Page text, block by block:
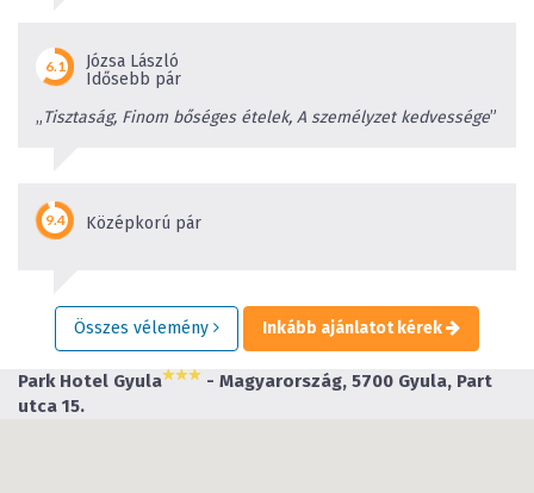
Józsa László
Idősebb pár
„Tisztaság, Finom bőséges ételek, A személyzet kedvessége”
Középkorú pár
Összes vélemény Inkább ajánlatot kérek
Park Hotel Gyula
- Magyarország, 5700 Gyula, Part
utca 15.